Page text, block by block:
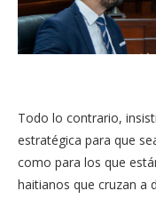
Todo lo contrario,
estratégica para que
como para los que
haitianos que cruzan a